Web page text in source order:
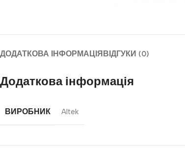
ДОДАТКОВА ІНФОРМАЦІЯВІДГУКИ (0)
Додаткова інформація
ВИРОБНИК Altek